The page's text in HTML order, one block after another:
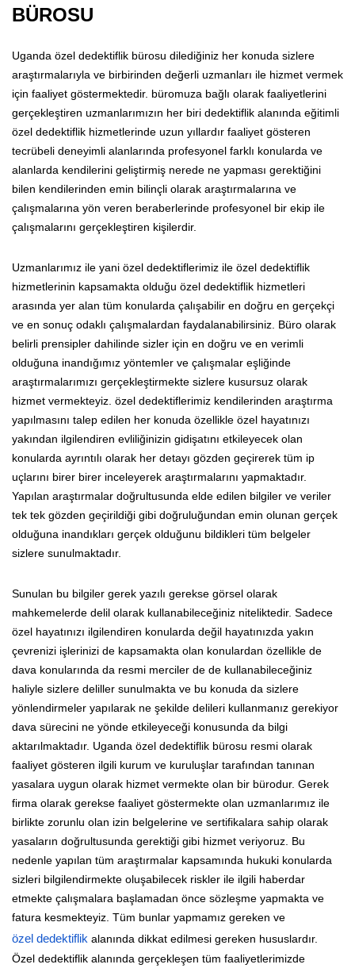
BÜROSU
Uganda özel dedektiflik bürosu dilediğiniz her konuda sizlere
araştırmalarıyla ve birbirinden değerli uzmanları ile hizmet vermek
için faaliyet göstermektedir. büromuza bağlı olarak faaliyetlerini
gerçekleştiren uzmanlarımızın her biri dedektiflik alanında eğitimli
özel dedektiflik hizmetlerinde uzun yıllardır faaliyet gösteren
tecrübeli deneyimli alanlarında profesyonel farklı konularda ve
alanlarda kendilerini geliştirmiş nerede ne yapması gerektiğini
bilen kendilerinden emin bilinçli olarak araştırmalarına ve
çalışmalarına yön veren beraberlerinde profesyonel bir ekip ile
çalışmalarını gerçekleştiren kişilerdir.
Uzmanlarımız ile yani özel dedektiflerimiz ile özel dedektiflik
hizmetlerinin kapsamakta olduğu özel dedektiflik hizmetleri
arasında yer alan tüm konularda çalışabilir en doğru en gerçekçi
ve en sonuç odaklı çalışmalardan faydalanabilirsiniz. Büro olarak
belirli prensipler dahilinde sizler için en doğru ve en verimli
olduğuna inandığımız yöntemler ve çalışmalar eşliğinde
araştırmalarımızı gerçekleştirmekte sizlere kusursuz olarak
hizmet vermekteyiz. özel dedektiflerimiz kendilerinden araştırma
yapılmasını talep edilen her konuda özellikle özel hayatınızı
yakından ilgilendiren evliliğinizin gidişatını etkileyecek olan
konularda ayrıntılı olarak her detayı gözden geçirerek tüm ip
uçlarını birer birer inceleyerek araştırmalarını yapmaktadır.
Yapılan araştırmalar doğrultusunda elde edilen bilgiler ve veriler
tek tek gözden geçirildiği gibi doğruluğundan emin olunan gerçek
olduğuna inandıkları gerçek olduğunu bildikleri tüm belgeler
sizlere sunulmaktadır.
Sunulan bu bilgiler gerek yazılı gerekse görsel olarak
mahkemelerde delil olarak kullanabileceğiniz niteliktedir. Sadece
özel hayatınızı ilgilendiren konularda değil hayatınızda yakın
çevrenizi işlerinizi de kapsamakta olan konulardan özellikle de
dava konularında da resmi merciler de de kullanabileceğiniz
haliyle sizlere deliller sunulmakta ve bu konuda da sizlere
yönlendirmeler yapılarak ne şekilde delileri kullanmanız gerekiyor
dava sürecini ne yönde etkileyeceği konusunda da bilgi
aktarılmaktadır. Uganda özel dedektiflik bürosu resmi olarak
faaliyet gösteren ilgili kurum ve kuruluşlar tarafından tanınan
yasalara uygun olarak hizmet vermekte olan bir bürodur. Gerek
firma olarak gerekse faaliyet göstermekte olan uzmanlarımız ile
birlikte zorunlu olan izin belgelerine ve sertifikalara sahip olarak
yasaların doğrultusunda gerektiği gibi hizmet veriyoruz. Bu
nedenle yapılan tüm araştırmalar kapsamında hukuki konularda
sizleri bilgilendirmekte oluşabilecek riskler ile ilgili haberdar
etmekte çalışmalara başlamadan önce sözleşme yapmakta ve
fatura kesmekteyiz. Tüm bunlar yapmamız gereken ve
özel dedektiflik alanında dikkat edilmesi gereken hususlardır.
Özel dedektiflik alanında gerçekleşen tüm faaliyetlerimizde